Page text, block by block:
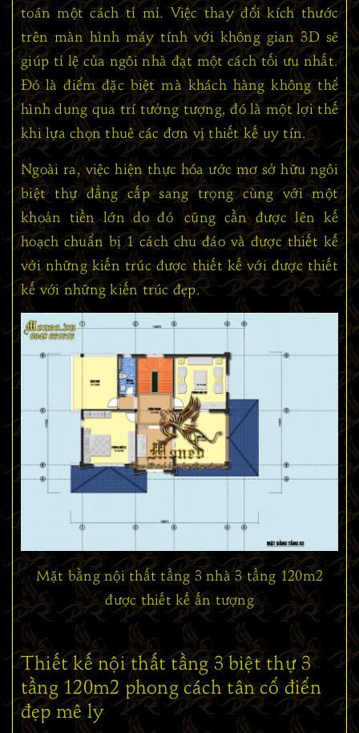
toán một cách tỉ mỉ. Việc thay đổi kích thước
trên màn hình máy tính với không gian 3D sẽ
giúp tỉ lệ của ngôi nhà đạt một cách tối ưu nhất.
Đó là điểm đặc biệt mà khách hàng không thể
hình dung qua trí tưởng tượng, đó là một lợi thế
khi lựa chọn thuê các đơn vị thiết kế uy tín.
Ngoài ra, việc hiện thực hóa ước mơ sở hữu ngôi
biệt thự đẳng cấp sang trọng cùng với một
khoản tiền lớn do đó cũng cần được lên kế
hoạch chuẩn bị 1 cách chu đáo và được thiết kế
với những kiến trúc được thiết kế với được thiết
kế với những kiến trúc đẹp.
Mặt bằng nội thất tầng 3 nhà 3 tầng 120m2
được thiết kế ấn tượng
Thiết kế nội thất tầng 3 biệt thự 3
tầng 120m2 phong cách tân cổ điển
đẹp mê ly